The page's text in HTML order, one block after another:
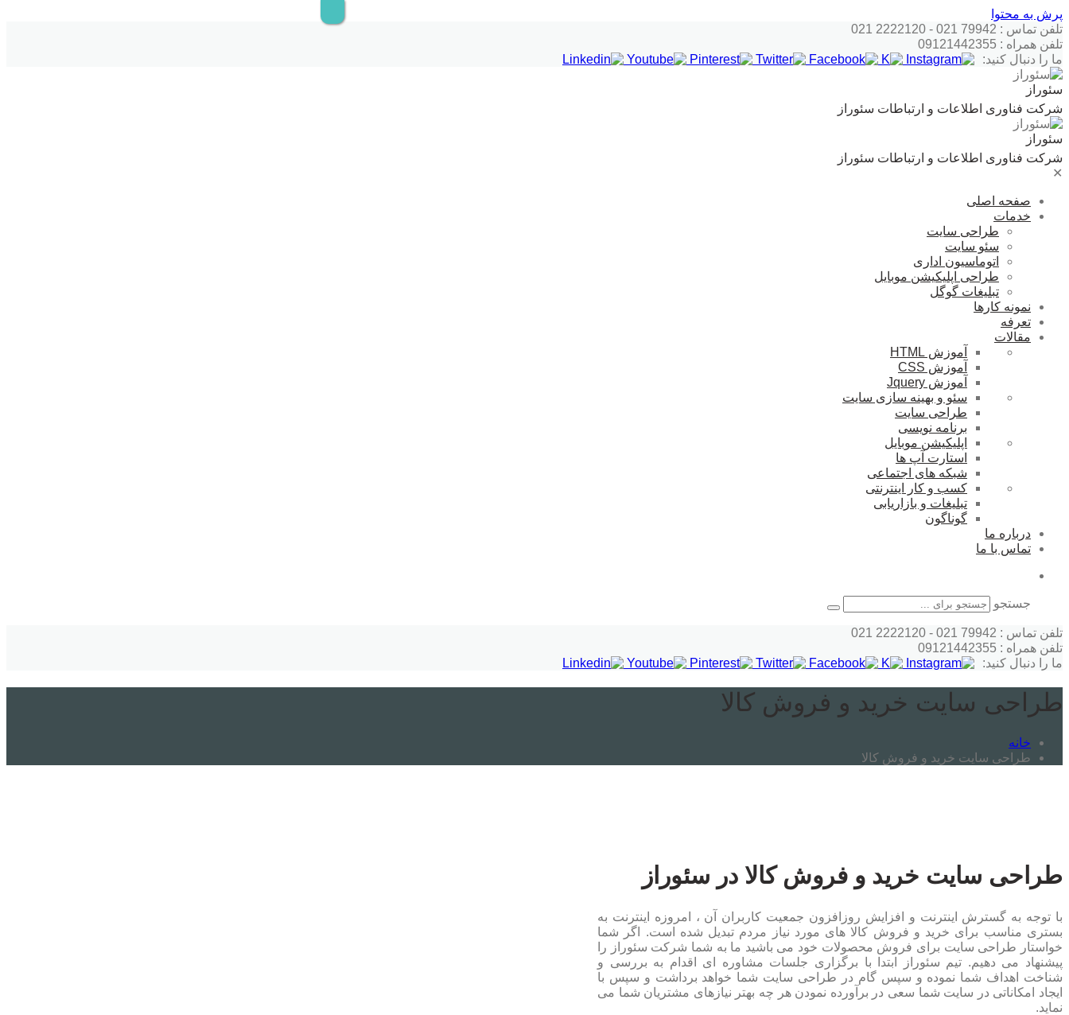
پرش به محتوا
تلفن تماس : 79942 021 - 2222120 021
تلفن همراه : 09121442355
ما را دنبال کنید:
سئوراز
شرکت فناوری اطلاعات و ارتباطات سئوراز
سئوراز
شرکت فناوری اطلاعات و ارتباطات سئوراز
✕
صفحه اصلی
خدمات
طراحی سایت
سئو سایت
اتوماسیون اداری
طراحی اپلیکیشن موبایل
تبلیغات گوگل
نمونه کارها
تعرفه
مقالات
آموزش HTML
آموزش CSS
آموزش Jquery
سئو و بهینه سازی سایت
طراحی سایت
برنامه نویسی
اپلیکیشن موبایل
استارت آپ ها
شبکه های اجتماعی
کسب و کار اینترنتی
تبلیغات و بازاریابی
گوناگون
درباره ما
تماس با ما
جستجو
تلفن تماس : 79942 021 - 2222120 021
تلفن همراه : 09121442355
ما را دنبال کنید:
طراحی سایت خرید و فروش کالا
خانه
طراحی سایت خرید و فروش کالا
طراحی سایت خرید و فروش کالا در سئوراز
با توجه به گسترش اینترنت و افزایش روزافزون جمعیت کاربران آن ، امروزه اینترنت به
بستری مناسب برای خرید و فروش کالا های مورد نیاز مردم تبدیل شده است. اگر شما
خواستار طراحی سایت برای فروش محصولات خود می باشید ما به شما شرکت سئوراز را
پیشنهاد می دهیم. تیم سئوراز ابتدا با برگزاری جلسات مشاوره ای اقدام به بررسی و
شناخت اهداف شما نموده و سپس گام در طراحی سایت شما خواهد برداشت و سپس با
ایجاد امکاناتی در سایت شما سعی در برآورده نمودن هر چه بهتر نیازهای مشتریان شما می
نماید.